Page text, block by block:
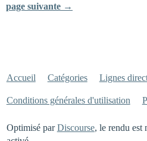
page suivante →
Accueil Catégories Lignes
Conditions générales d'utilisation
Optimisé parDiscourse, le rendu est